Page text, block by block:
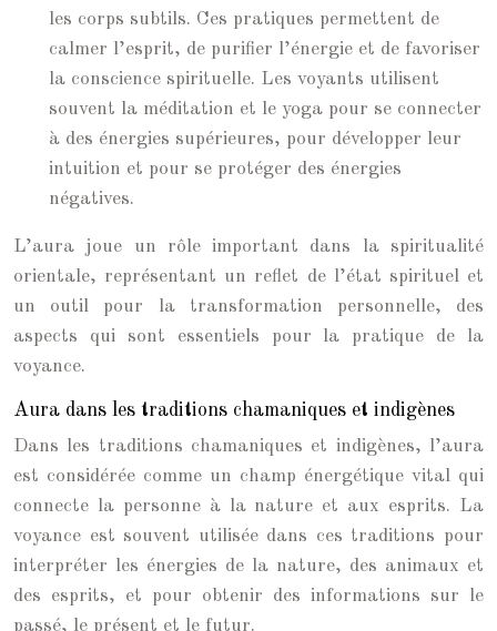
les corps subtils. Ces pratiques permettent de
calmer l’esprit, de purifier l’énergie et de favoriser
la conscience spirituelle. Les voyants utilisent
souvent la méditation et le yoga pour se connecter
à des énergies supérieures, pour développer leur
intuition et pour se protéger des énergies
négatives.
L’aura joue un rôle important dans la spiritualité
orientale, représentant un reflet de l’état spirituel et
un outil pour la transformation personnelle, des
aspects qui sont essentiels pour la pratique de la
voyance.
Aura dans les traditions chamaniques et indigènes
Dans les traditions chamaniques et indigènes, l’aura
est considérée comme un champ énergétique vital qui
connecte la personne à la nature et aux esprits. La
voyance est souvent utilisée dans ces traditions pour
interpréter les énergies de la nature, des animaux et
des esprits, et pour obtenir des informations sur le
passé, le présent et le futur.